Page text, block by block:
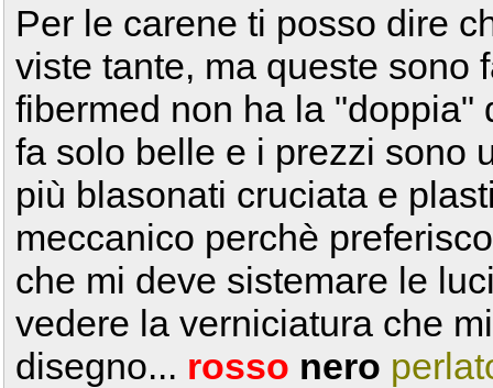
Per le carene ti posso dire
viste tante, ma queste sono
fibermed non ha la "doppia"
fa solo belle e i prezzi sono
più blasonati cruciata e
meccanico perchè
che mi deve sistemare le
vedere la verniciatura che
disegno... rosso nero